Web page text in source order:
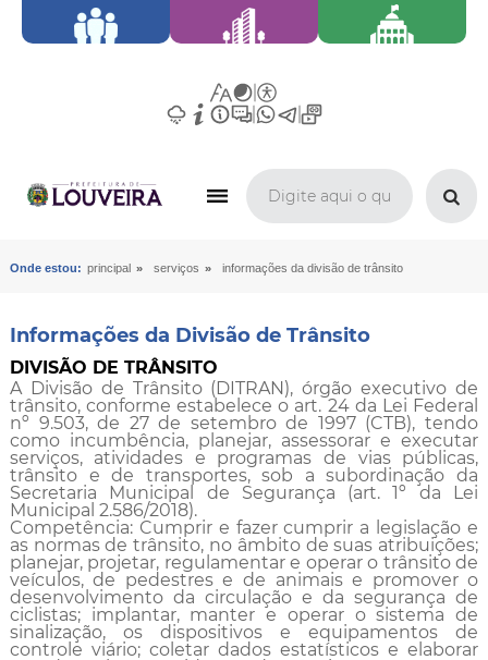
Onde estou: principal » serviços » informações da divisão de trânsito
Informações da Divisão de Trânsito
DIVISÃO DE TRÂNSITO
A Divisão de Trânsito (DITRAN), órgão executivo de
trânsito, conforme estabelece o art. 24 da Lei Federal
nº 9.503, de 27 de setembro de 1997 (CTB), tendo
como incumbência, planejar, assessorar e executar
serviços, atividades e programas de vias públicas,
trânsito e de transportes, sob a subordinação da
Secretaria Municipal de Segurança (art. 1º da Lei
Municipal 2.586/2018).
Competência: Cumprir e fazer cumprir a legislação e
as normas de trânsito, no âmbito de suas atribuições;
planejar, projetar, regulamentar e operar o trânsito de
veículos, de pedestres e de animais e promover o
desenvolvimento da circulação e da segurança de
ciclistas; implantar, manter e operar o sistema de
sinalização, os dispositivos e equipamentos de
controle viário; coletar dados estatísticos e elaborar